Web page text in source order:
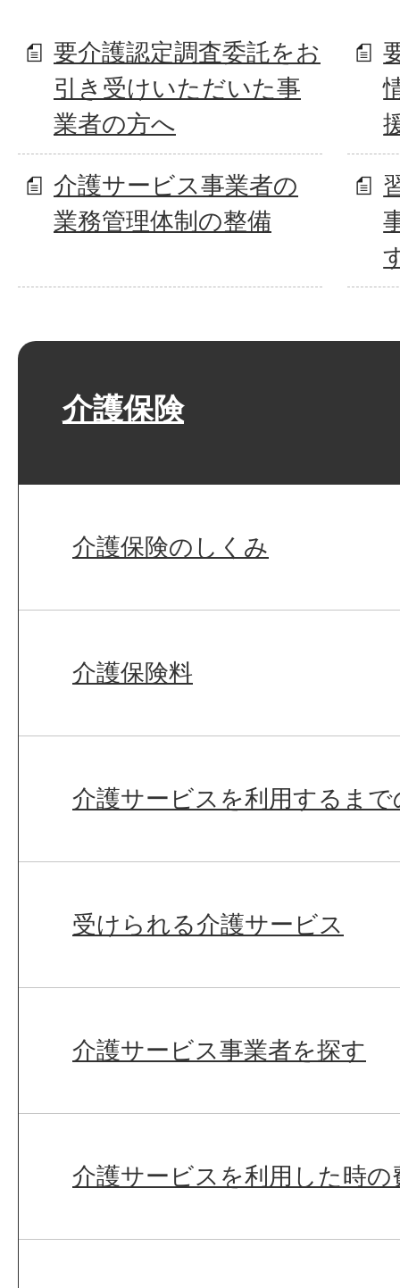
要介護認定調査委託をお
引き受けいただいた事
業者の方へ
介護サービス事業者の
業務管理体制の整備
介護保険
介護保険のしくみ
介護保険料
介護サービスを利用するまで
受けられる介護サービス
介護サービス事業者を探す
介護サービスを利用した時の